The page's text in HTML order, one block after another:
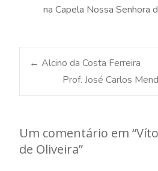
na Capela Nossa Senhora
Post
← Alcino da Costa Ferreira
Prof. José Carlos
Um comentário em “
de Oliveira”